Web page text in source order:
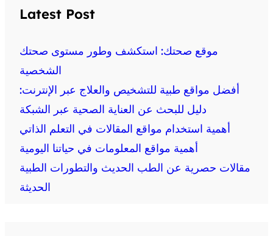
Latest Post
موقع صحتك: استكشف وطور مستوى صحتك
الشخصية
أفضل مواقع طبية للتشخيص والعلاج عبر الإنترنت:
دليل للبحث عن العناية الصحية عبر الشبكة
أهمية استخدام مواقع المقالات في التعلم الذاتي
أهمية مواقع المعلومات في حياتنا اليومية
مقالات حصرية عن الطب الحديث والتطورات الطبية
الحديثة